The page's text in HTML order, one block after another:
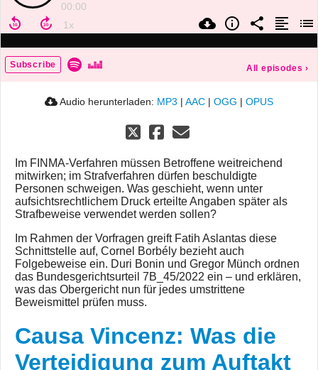
00:00
Subscribe All episodes ›
Audio herunterladen: MP3 | AAC | OGG | OPUS
Im FINMA-Verfahren müssen Betroffene weitreichend
mitwirken; im Strafverfahren dürfen beschuldigte
Personen schweigen. Was geschieht, wenn unter
aufsichtsrechtlichem Druck erteilte Angaben später als
Strafbeweise verwendet werden sollen?
Im Rahmen der Vorfragen greift Fatih Aslantas diese
Schnittstelle auf, Cornel Borbély bezieht auch
Folgebeweise ein. Duri Bonin und Gregor Münch ordnen
das Bundesgerichtsurteil 7B_45/2022 ein – und erklären,
was das Obergericht nun für jedes umstrittene
Beweismittel prüfen muss.
Causa Vincenz: Was die
Verteidigung zum Auftakt